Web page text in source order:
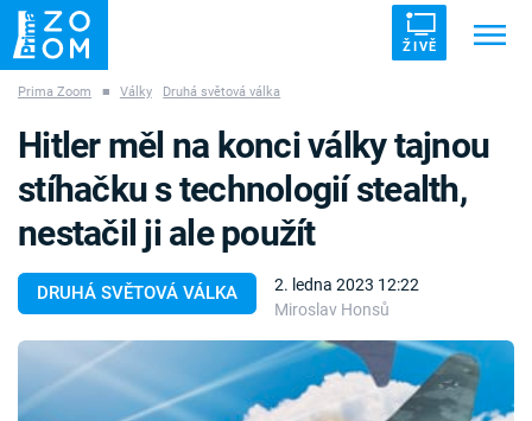
ŽIVĚ
ZÁHADY VETŘELCI DÁVNOVĚKU
Témata
Témata
Prima Zoom ■ Války Druhá světová válka
DRUHÁ SVĚTOVÁ VÁLKA
2. ledna 2023 12:22
Miroslav Honsů
Hitler měl na konci války tajnou
stíhačku s technologií stealth,
nestačil ji ale použít